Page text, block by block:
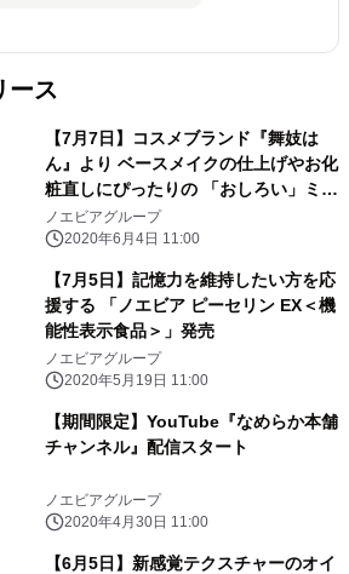
ース
【7月7日】コスメブランド『舞妓は
ん』より ベースメイクの仕上げやお化
粧直しにぴったりの 「おしろい」ミニ
サイズを限定発売
ノエビアグループ
2020年6月4日 11:00
【7月5日】記憶力を維持したい方を応
援する 「ノエビア ピーセリン EX＜機
能性表示食品＞」発売
ノエビアグループ
2020年5月19日 11:00
【期間限定】YouTube『なめらか本舗
チャンネル』配信スタート
ノエビアグループ
2020年4月30日 11:00
【6月5日】新感覚テクスチャーのオイ